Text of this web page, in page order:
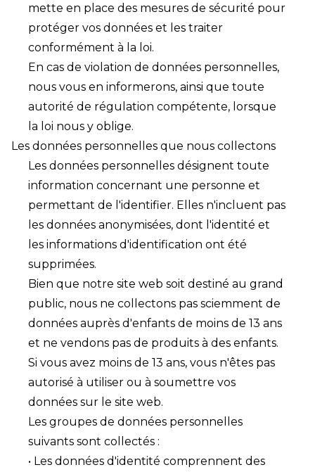
mette en place des mesures de sécurité pour
protéger vos données et les traiter
conformément à la loi.
En cas de violation de données personnelles,
nous vous en informerons, ainsi que toute
autorité de régulation compétente, lorsque
la loi nous y oblige.
Les données personnelles que nous collectons
Les données personnelles désignent toute
information concernant une personne et
permettant de l'identifier. Elles n'incluent pas
les données anonymisées, dont l'identité et
les informations d'identification ont été
supprimées.
Bien que notre site web soit destiné au grand
public, nous ne collectons pas sciemment de
données auprès d'enfants de moins de 13 ans
et ne vendons pas de produits à des enfants.
Si vous avez moins de 13 ans, vous n'êtes pas
autorisé à utiliser ou à soumettre vos
données sur le site web.
Les groupes de données personnelles
suivants sont collectés :
• Les données d'identité comprennent des